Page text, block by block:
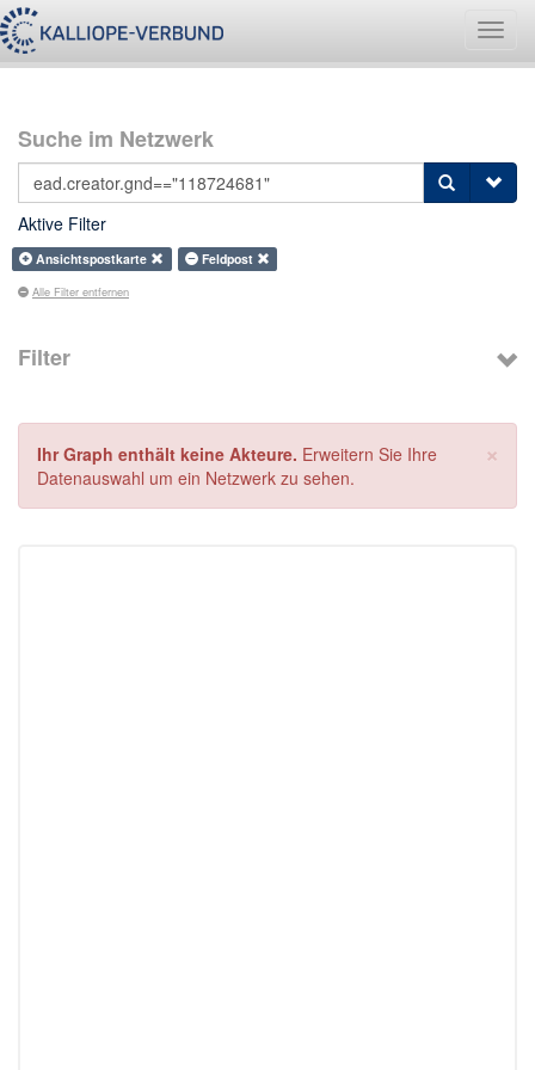
Suche im Netzwerk
Aktive Filter
Ansichtspostkarte Feldpost
Alle Filter entfernen
Filter
×
Ihr Graph enthält keine Akteure. Erweitern Sie Ihre
Datenauswahl um ein Netzwerk zu sehen.